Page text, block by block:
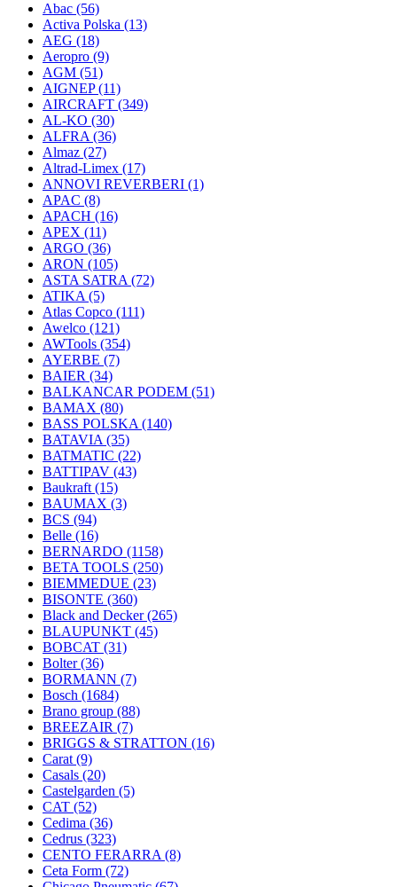
Abac (56)
Activa Polska (13)
AEG (18)
Aeropro (9)
AGM (51)
AIGNEP(11)
AIRCRAFT (349)
AL-KO (30)
ALFRA (36)
Almaz (27)
Altrad-Limex (17)
ANNOVI REVERBERI (1)
APAC (8)
APACH (16)
APEX (11)
ARGO (36)
ARON (105)
ASTA SATRA (72)
ATIKA (5)
Atlas Copco (111)
Awelco (121)
AWTools (354)
AYERBE (7)
BAIER (34)
BALKANCAR PODEM (51)
BAMAX (80)
BASS POLSKA (140)
BATAVIA (35)
BATMATIC (22)
BATTIPAV (43)
Baukraft (15)
BAUMAX (3)
BCS (94)
Belle (16)
BERNARDO (1158)
BETA TOOLS (250)
BIEMMEDUE (23)
BISONTE (360)
Black and Decker(265)
BLAUPUNKT (45)
BOBCAT (31)
Bolter(36)
BORMANN (7)
Bosch (1684)
Brano group (88)
BREEZAIR (7)
BRIGGS & STRATTON (16)
Carat (9)
Casals (20)
Castelgarden (5)
CAT (52)
Cedima (36)
Cedrus (323)
CENTO FERARRA (8)
Ceta Form (72)